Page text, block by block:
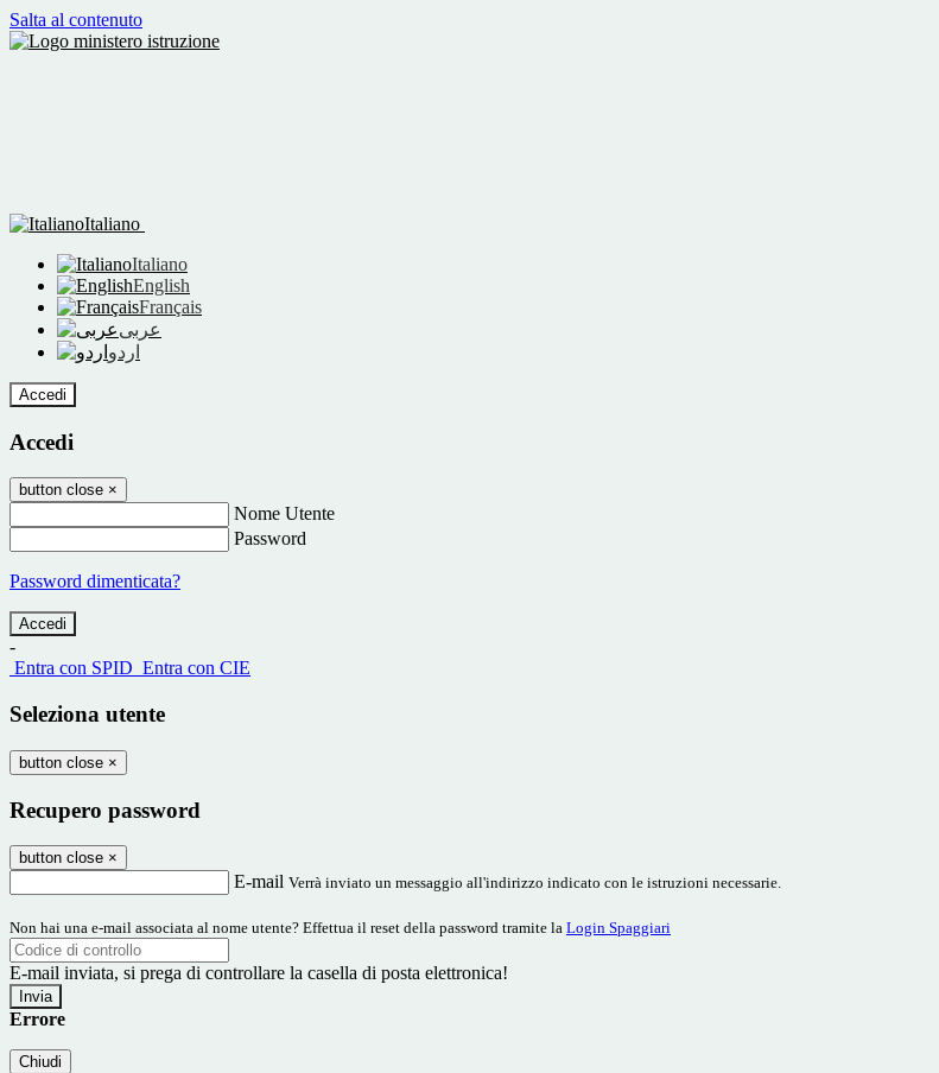
Salta al contenuto
Italiano
Italiano
English
Français
عربى
اردو
Accedi
Accedi
button close ×
Nome Utente
Password
Password dimenticata?
-
Entra con SPID Entra con CIE
Seleziona utente
button close ×
Recupero password
button close ×
E-mail Verrà inviato un messaggio all'indirizzo indicato con le istruzioni necessarie.
Non hai una e-mail associata al nome utente? Effettua il reset della password tramite la Login Spaggiari
E-mail inviata, si prega di controllare la casella di posta elettronica!
Errore
Chiudi